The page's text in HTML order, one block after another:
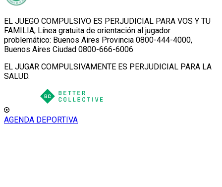
EL JUEGO COMPULSIVO ES PERJUDICIAL PARA VOS Y TU
FAMILIA, Línea gratuita de orientación al jugador
problemático: Buenos Aires Provincia 0800-444-4000,
Buenos Aires Ciudad 0800-666-6006
EL JUGAR COMPULSIVAMENTE ES PERJUDICIAL PARA LA
SALUD.
AGENDA DEPORTIVA